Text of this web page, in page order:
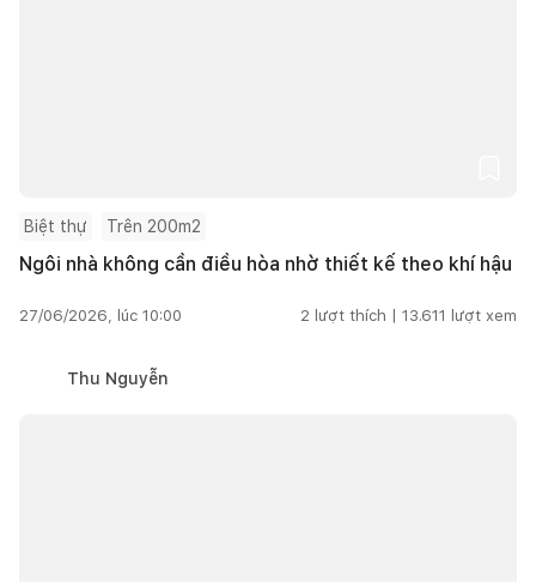
Biệt thự Trên 200m2
Ngôi nhà không cần điều hòa nhờ thiết kế theo khí hậu
27/06/2026, lúc 10:00 2 lượt thích | 13.611 lượt xem
Thu Nguyễn